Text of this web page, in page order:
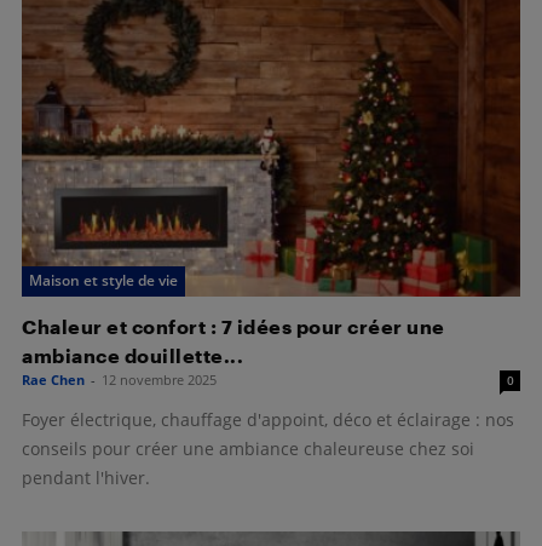
Maison et style de vie
Chaleur et confort : 7 idées pour créer une
ambiance douillette...
Rae Chen - 12 novembre 2025 0
Foyer électrique, chauffage d'appoint, déco et éclairage : nos
conseils pour créer une ambiance chaleureuse chez soi
pendant l'hiver.